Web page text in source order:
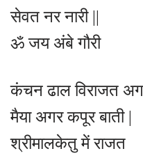
सेवत नर नारी ||
ॐ जय अंबे गौरी
कंचन ढाल विराजत
मैया अगर कपूर बाती |
श्रीमालकेतु में राजत